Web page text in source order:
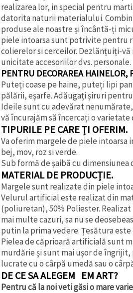
realizarea lor, in special pentru
datorita naturii materialului.
produse ale noastre și încântă-ți
piele intoarsa sunt potrivite pentru
colierelor si cerceilor. Dezlănțuiți-vă
unicitate accesoriilor dvs. personale.
PENTRU DECORAREA HAINELOR,
Puteți coase pe haine, puteți lipi
pălării, eșarfe. Adăugați șiruri
Ideile sunt cu adevărat
vă încurajăm să încercați o varietate
TIPURILE PE CARE ȚI OFERIM.
Va oferim margele de piele intoarsa
bej, mov, roz si verde.
Sub formă de șaibă cu dimensiunea
MATERIAL DE PRODUCȚIE.
Margele sunt realizate din piele
Velurul artificial este realizat din
(poliuretan), 50% Poliester. Realizat
mai multe cazuri, sa nu se
putin la prima vedere. Țesătura
Pielea de căprioară artificială sunt
murdărie și sunt mai ușor de
lucrate cu o cârpă umedă sau o
DE CE SA ALEGEM EM ART?
Pentru că la noi veti găsi o mare